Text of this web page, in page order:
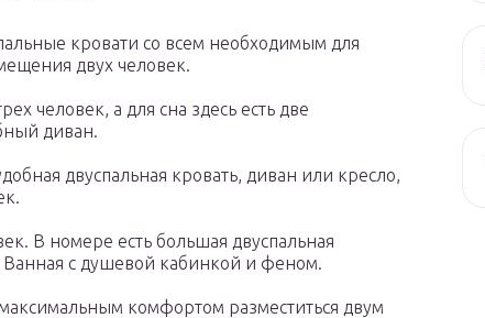
кровати со всем необходимым для
двух человек.
человек, а для сна здесь есть две
диван.
двуспальная кровать, диван или кресло,
В номере есть большая двуспальная
с душевой кабинкой и феном.
комфортом разместиться двум